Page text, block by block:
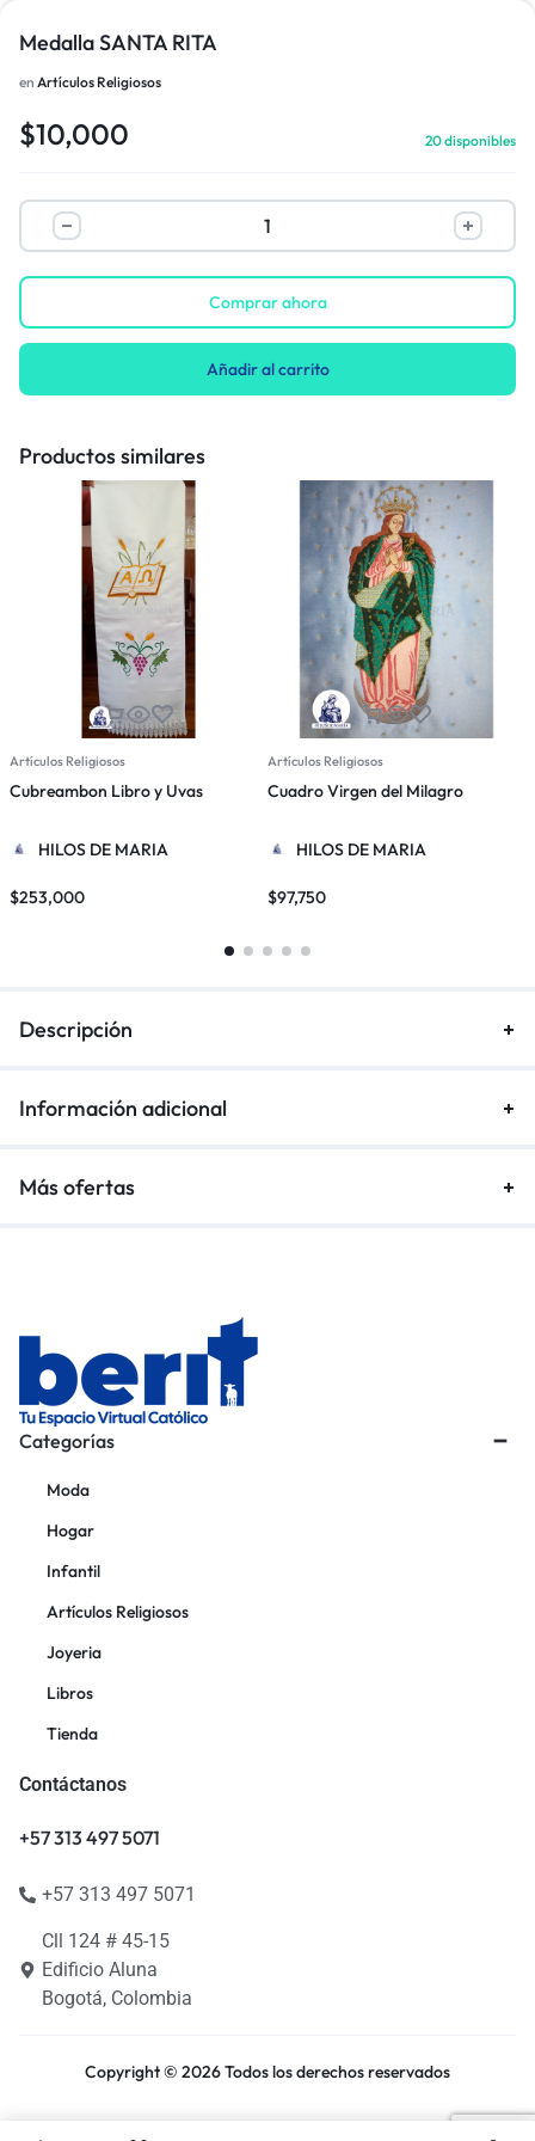
Medalla SANTA RITA
en Artículos Religiosos
$10,000 20 disponibles
Añadir al carrito
Comprar ahora
Productos similares
Artículos Religiosos
Cubreambon Libro y Uvas
HILOS DE MARIA
$253,000
Artículos Religiosos
Cuadro Virgen del Milagro
HILOS DE MARIA
$97,750
Descripción
Información adicional
Más ofertas
Categorías
Moda
Hogar
Infantil
Artículos Religiosos
Joyeria
Libros
Tienda
Contáctanos
+57 313 497 5071
+57 313 497 5071
Cll 124 # 45-15
Edificio Aluna
Bogotá, Colombia
Copyright © 2026 Todos los derechos reservados